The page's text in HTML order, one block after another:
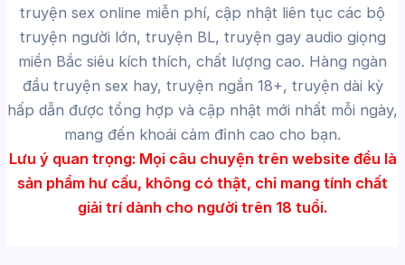
truyện sex online miễn phí, cập nhật liên tục các bộ
truyện người lớn, truyện BL, truyện gay audio giọng
miền Bắc siêu kích thích, chất lượng cao. Hàng ngàn
đầu truyện sex hay, truyện ngắn 18+, truyện dài kỳ
hấp dẫn được tổng hợp và cập nhật mới nhất mỗi ngày,
mang đến khoái cảm đỉnh cao cho bạn.
Lưu ý quan trọng: Mọi câu chuyện trên website đều là
sản phẩm hư cấu, không có thật, chỉ mang tính chất
giải trí dành cho người trên 18 tuổi.